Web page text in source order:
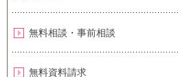
無料相談・事前相談
無料資料請求